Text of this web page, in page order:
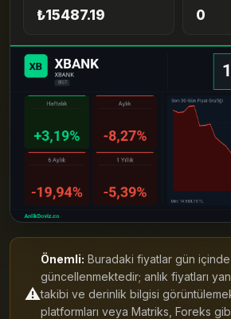
₺15487.19 0
⚠️
Önemli: Buradaki fiyatlar gün
güncellenmektedir; anlık fiyatları
takibi ve derinlik bilgisi
platformları veya Matriks, Foreks